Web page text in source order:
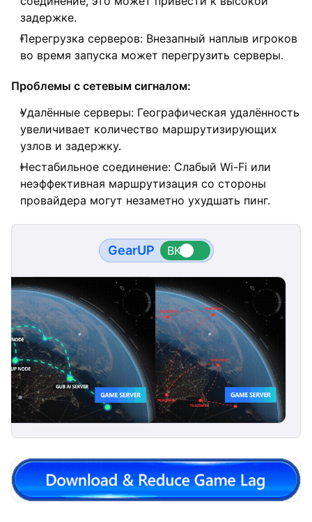
задержке.
Перегрузка серверов: Внезапный наплыв игроков
во время запуска может перегрузить серверы.
Проблемы с сетевым сигналом:
Удалённые серверы: Географическая удалённость
увеличивает количество маршрутизирующих
узлов и задержку.
Нестабильное соединение: Слабый Wi-Fi или
неэффективная маршрутизация со стороны
провайдера могут незаметно ухудшать пинг.
GearUP